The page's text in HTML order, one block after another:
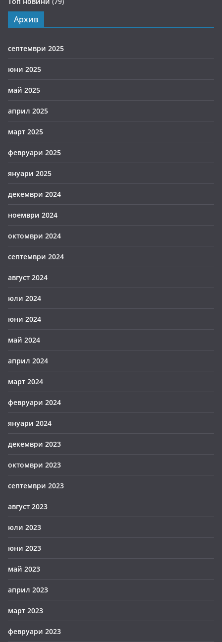
Архив
септември 2025
юни 2025
май 2025
април 2025
март 2025
февруари 2025
януари 2025
декември 2024
ноември 2024
октомври 2024
септември 2024
август 2024
юли 2024
юни 2024
май 2024
април 2024
март 2024
февруари 2024
януари 2024
декември 2023
октомври 2023
септември 2023
август 2023
юли 2023
юни 2023
май 2023
април 2023
март 2023
февруари 2023